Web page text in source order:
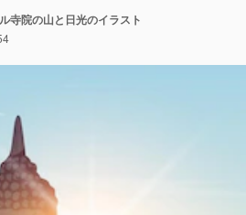
寺院の山と日光のイラスト